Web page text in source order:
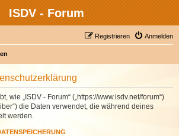
ISDV - Forum
Anmelden
Registrieren
wie „ISDV - Forum“ („https://www.isdv.net/forum“)
die Daten verwendet, die während deines
werden.